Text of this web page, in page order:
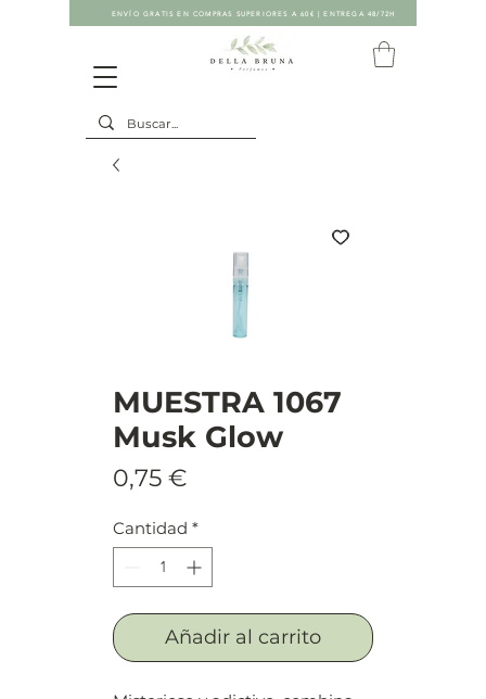
ENVÍO GRATIS EN COMPRAS SUPERIORES A 60€ | ENTREGA 48/72H
MUESTRA 1067
Musk Glow
0,75 €
Cantidad *
Añadir al carrito